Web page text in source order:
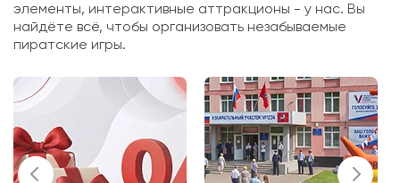
элементы, интерактивные аттракционы - у нас. Вы
найдёте всё, чтобы организовать незабываемые
пиратские игры.